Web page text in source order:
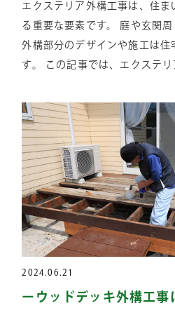
エクステリア外構工事は、住ま
る重要な要素です。 庭や玄関
外構部分のデザインや施工は住
す。 この記事では、エクステ
2024.06.21
ーウッドデッキ外構工事